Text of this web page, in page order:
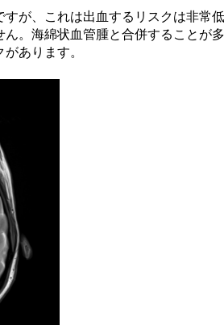
が、これは出血するリスクは非常
。海綿状血管腫と合併することが
あります。